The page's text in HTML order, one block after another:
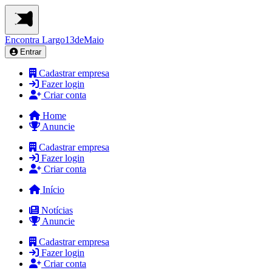
Encontra Largo13deMaio
Entrar
Cadastrar empresa
Fazer login
Criar conta
Home
Anuncie
Cadastrar empresa
Fazer login
Criar conta
Início
Notícias
Anuncie
Cadastrar empresa
Fazer login
Criar conta